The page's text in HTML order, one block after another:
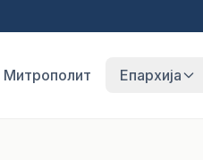
Митрополит Епархија